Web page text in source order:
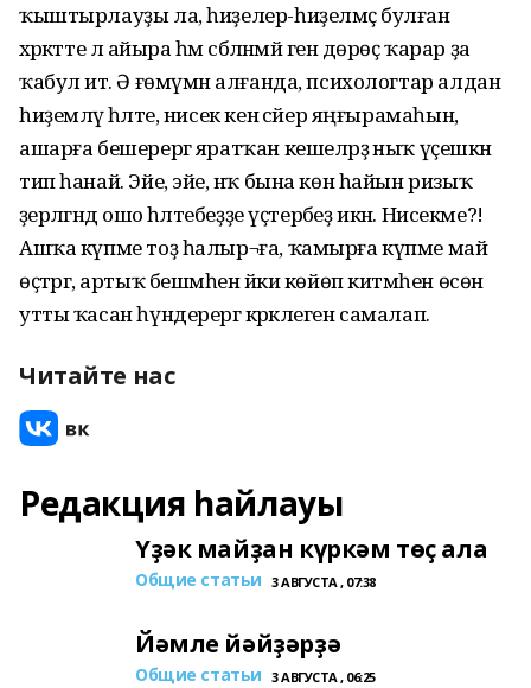
ҡыштырлауҙы ла, һиҙелер-һиҙелмәҫ булған
хәрәкәтте лә айыра һәм сәбәләнмәй генә дөрөҫ ҡарар ҙа
ҡабул итә. Ә ғөмүмән алғанда, психологтар алдан
һиҙемләү һәләте, нисек кенә сәйер яңғырамаһын,
ашарға бешерергә яратҡан кешеләрҙә ныҡ үҫешкән
тип һанай. Эйе, эйе, нәҡ бына көн һайын ризыҡ
әҙерләгәндә ошо һәләтебеҙҙе үҫтерәбеҙ икән. Нисекме?!
Ашҡа күпме тоҙ һалыр¬ға, ҡамырға күпме май
өҫтәргә, артыҡ бешмәһен йәки көйөп китмәһен өсөн
утты ҡасан һүндерергә кәрәклеген самалап.
Читайте нас
Редакция һайлауы
Үҙәк майҙан күркәм төҫ ала
Общие статьи 3 АВГУСТА , 07:38
Йәмле йәйҙәрҙә
Общие статьи 3 АВГУСТА , 06:25